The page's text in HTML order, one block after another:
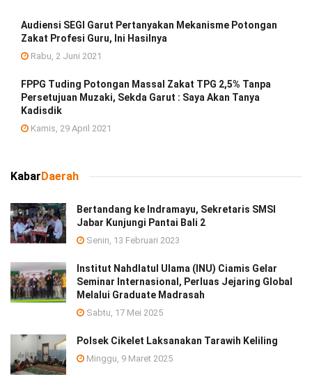
Audiensi SEGI Garut Pertanyakan Mekanisme Potongan
Zakat Profesi Guru, Ini Hasilnya
Rabu, 2 Juni 2021
FPPG Tuding Potongan Massal Zakat TPG 2,5% Tanpa
Persetujuan Muzaki, Sekda Garut : Saya Akan Tanya
Kadisdik
Kamis, 29 April 2021
Kabar Daerah
Bertandang ke Indramayu, Sekretaris SMSI
Jabar Kunjungi Pantai Bali 2
Senin, 13 Februari 2023
Institut Nahdlatul Ulama (INU) Ciamis Gelar
Seminar Internasional, Perluas Jejaring Global
Melalui Graduate Madrasah
Sabtu, 17 Mei 2025
Polsek Cikelet Laksanakan Tarawih Keliling
Minggu, 9 Maret 2025